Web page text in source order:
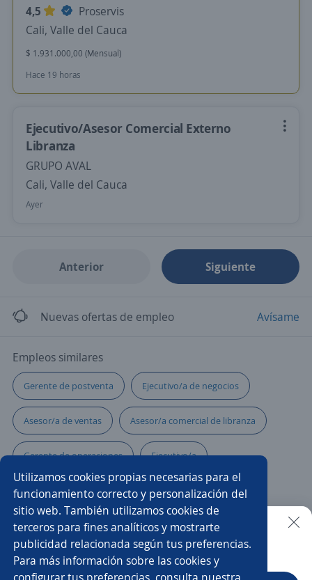
Utilizamos cookies propias necesarias para el
funcionamiento correcto y personalización del
sitio web. También utilizamos cookies de
terceros para fines analíticos y mostrarte
publicidad relacionada según tus preferencias.
Para más información sobre las cookies y
4,5
Proservis
Cali, Valle del Cauca
$ 1.931.000,00 (Mensual)
Hace 19 horas
Ejecutivo/Asesor Comercial Externo
Libranza
GRUPO AVAL
Cali, Valle del Cauca
Ayer
Anterior Siguiente
Nuevas ofertas de empleo Avísame
Empleos similares
Gerente de postventa Ejecutivo/a de negocios
Asesor/a de ventas Asesor/a comercial de libranza
Gerente de operaciones Ejecutivo/a
Administrador ventas Gerente administrativo
Analista de datos Director/a de mercadeo
Jefe/a de recepción Asesor/a comercial financiero
Buscar es más fácil en la app